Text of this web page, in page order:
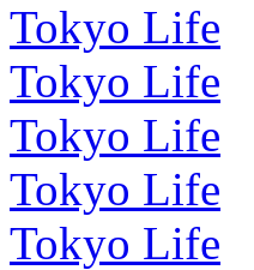
Tokyo Life
Tokyo Life
Tokyo Life
Tokyo Life
Tokyo Life